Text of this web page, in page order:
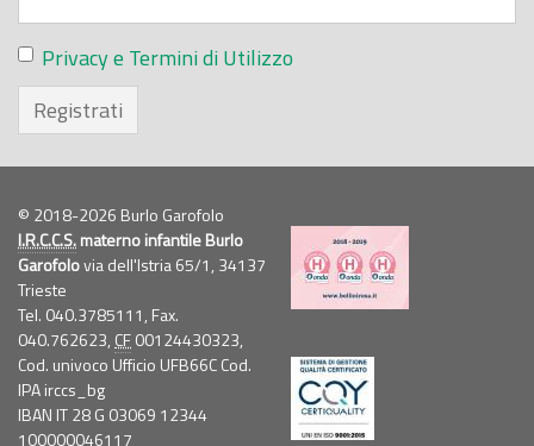
Privacy e Termini di Utilizzo
Registrati
© 2018-2026 Burlo Garofolo
I.R.C.C.S.materno infantile Burlo
Garofolovia dell'Istria 65/1, 34137
Trieste
Tel. 040.3785111, Fax.
040.762623, CF00124430323,
Cod. univoco Ufficio UFB66C Cod.
IPA irccs_bg
IBAN IT 28 G 03069 12344
100000046117